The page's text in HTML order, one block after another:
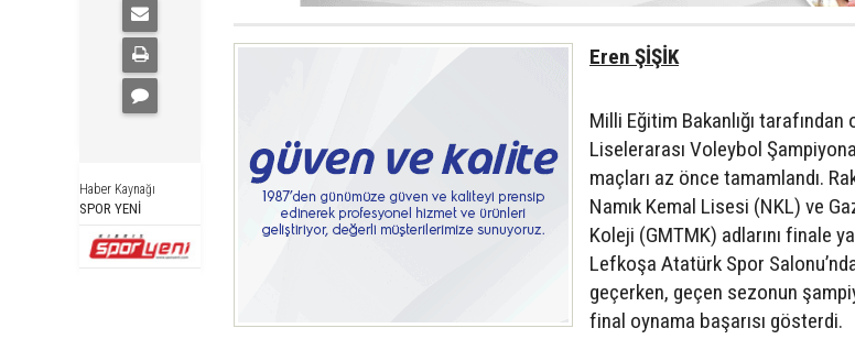
Haber Kaynağı
SPOR YENİ
Eren ŞİŞİK
Milli Eğitim Bakanlığı
Liselerarası Voleybol
maçları az önce tamamlandı.
Namık Kemal Lisesi (NKL) ve
Koleji (GMTMK) adlarını finale
Lefkoşa Atatürk Spor
geçerken, geçen sezonun
final oynama başarısı gösterdi.